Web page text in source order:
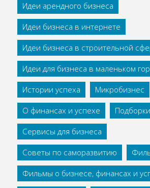
Идеи арендного бизнеса
Идеи бизнеса в интернете
Идеи бизнеса в строительной
Идеи для бизнеса в маленьком
Истории успеха
Микробизнес
О финансах и успехе
Сервисы для бизнеса
Советы по саморазвитию
Фильмы о бизнесе, финансах и